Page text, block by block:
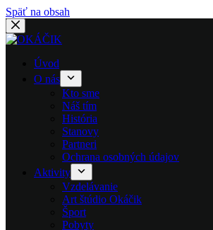
Späť na obsah
Úvod
O nás
Kto sme
Náš tím
História
Stanovy
Partneri
Ochrana osobných údajov
Aktivity
Vzdelávanie
Art štúdio Okáčik
Šport
Pobyty